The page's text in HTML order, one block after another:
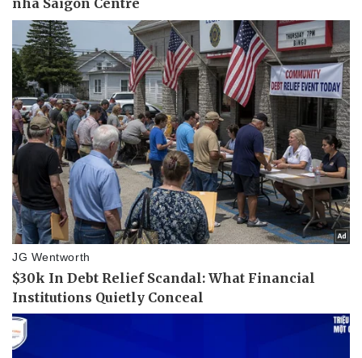
Thể thao
Bóng đá
Lịch thi đấu bóng đá
Thế giới thể thao
eSports
Hậu trường
Ô tô - Xe máy
Ô tô
Xe máy
Tư vấn